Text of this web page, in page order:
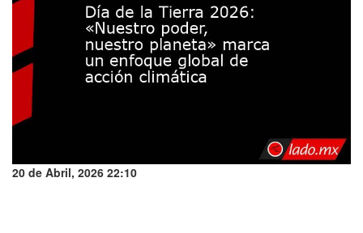
20 de Abril, 2026 22:10